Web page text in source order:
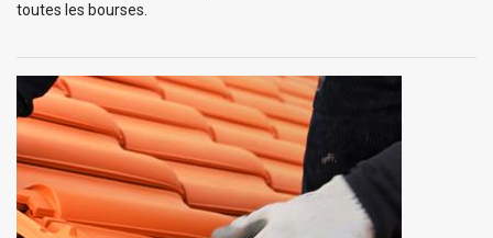
toutes les bourses.